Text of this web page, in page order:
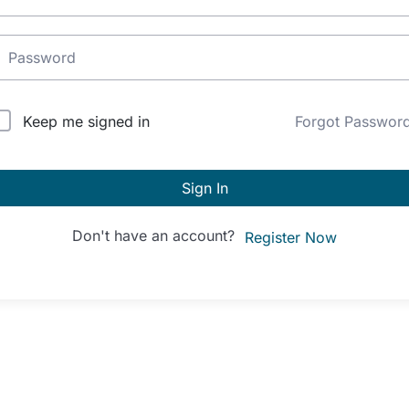
Keep me signed in Forgot
Sign In
Don't have an account? Register Now